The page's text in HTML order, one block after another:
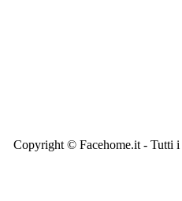
Copyright © Facehome.it - Tutti